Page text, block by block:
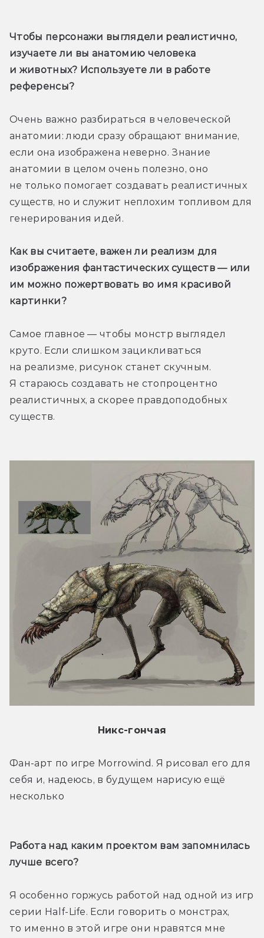
Чтобы персонажи выглядели реалистично,
изучаете ли вы анатомию человека
и животных? Используете ли в работе
референсы?
Очень важно разбираться в человеческой
анатомии: люди сразу обращают внимание,
если она изображена неверно. Знание
анатомии в целом очень полезно, оно
не только помогает создавать реалистичных
существ, но и служит неплохим топливом для
генерирования идей.
Как вы считаете, важен ли реализм для
изображения фантастических существ — или
им можно пожертвовать во имя красивой
картинки?
Самое главное — чтобы монстр выглядел
круто. Если слишком зацикливаться
на реализме, рисунок станет скучным.
Я стараюсь создавать не стопроцентно
реалистичных, а скорее правдоподобных
существ.
Никс-гончая
Фан-арт по игре Morrowind. Я рисовал его для
себя и, надеюсь, в будущем нарисую ещё
несколько
Работа над каким проектом вам запомнилась
лучше всего?
Я особенно горжусь работой над одной из игр
серии Half-Life. Если говорить о монстрах,
то именно в этой игре они нравятся мне